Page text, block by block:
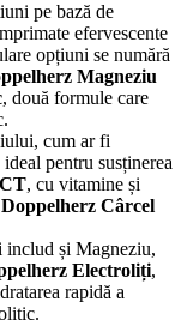
pe bază de
efervescente
opțiuni se numără
Magneziu
, două formule care
cum ar fi
ideal pentru susținerea
, cu vitamine și
Doppelherz Cârcel
includ și Magneziu,
Electroliți,
rapidă a